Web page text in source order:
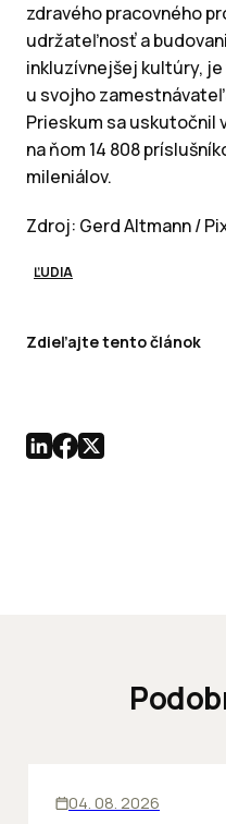
zdravého pracovného
udržateľnosť a
inkluzívnejšej kultúry,
u svojho
Prieskum sa uskutočnil
na ňom 14 808
mileniálov.
Zdroj: Gerd Altmann /
ĽUDIA
Zdieľajte tento článok
04. 08. 2026